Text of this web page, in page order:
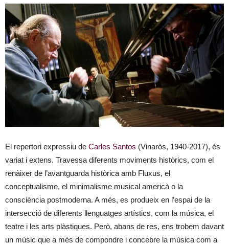
El repertori expressiu de Carles Santos (Vinaròs, 1940-2017), és
variat i extens. Travessa diferents moviments històrics, com el
renàixer de l’avantguarda històrica amb Fluxus, el
conceptualisme, el minimalisme musical americà o la
consciència postmoderna. A més, es produeix en l’espai de la
intersecció de diferents llenguatges artístics, com la música, el
teatre i les arts plàstiques. Però, abans de res, ens trobem davant
un músic que a més de compondre i concebre la música com a